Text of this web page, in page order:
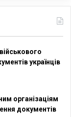
українців
організаціям
документів